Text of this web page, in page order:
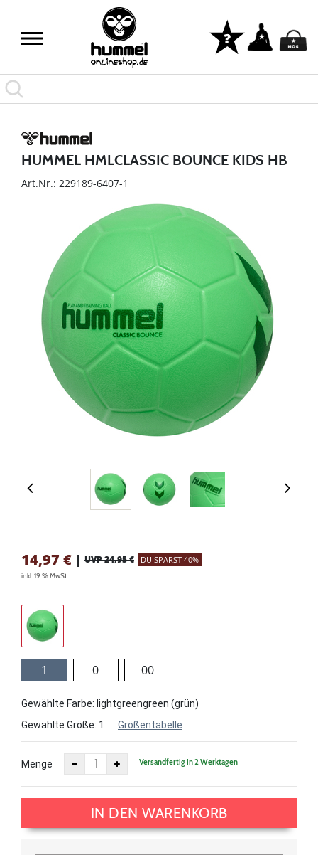
HUMMEL HMLCLASSIC BOUNCE KIDS HB
Art.Nr.: 229189-6407-1
14,97 € | UVP 24,95 € DU SPARST 40%
inkl. 19 % MwSt.
1 0 00
Gewählte Farbe: lightgreengreen (grün)
Gewählte Größe: 1 Größentabelle
Menge Versandfertig in 2 Werktagen
IN DEN WARENKORB